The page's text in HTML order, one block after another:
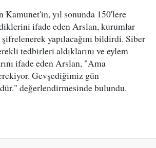
Kamunet'in, yıl sonunda 150'lere
ifade eden Arslan, kurumlar
şifrelenerek yapılacağını bildirdi. Siber
tedbirleri aldıklarını ve eylem
ifade eden Arslan, "Ama
Gevşediğimiz gün
değerlendirmesinde bulundu.